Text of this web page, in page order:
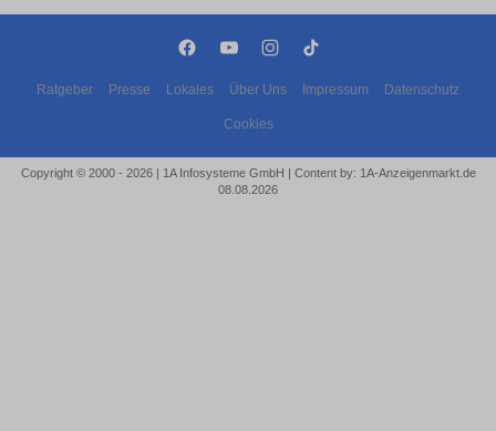
Ratgeber Presse Lokales Über Uns Impressum Datenschutz
Cookies
Copyright © 2000 - 2026 | 1A Infosysteme GmbH | Content by: 1A-Anzeigenmarkt.de
08.08.2026